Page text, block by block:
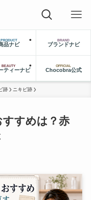
PRODUCT
品ナビ
BRAND
ブランドナビ
BEAUTY
ティーナビ
OFFICIAL
Chocobra公式
跡 ニキビ跡
すめは？赤